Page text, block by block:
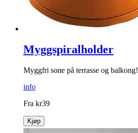
Myggspiralholder
Myggfri sone på terrasse og balkong!
info
Fra kr39
Kjøp